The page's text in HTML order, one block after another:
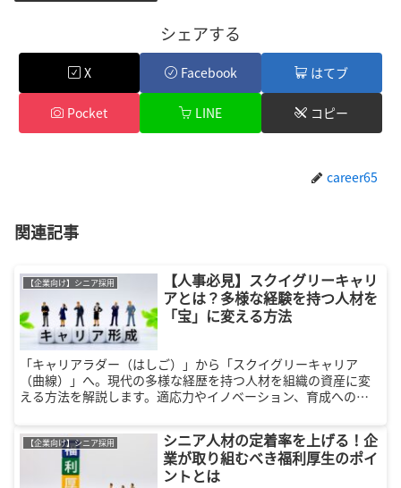
シェアする
X Facebook はてブ
Pocket LINE コピー
career65
関連記事
【企業向け】シニア採用
【人事必見】スクイグリーキャリ
アとは？多様な経験を持つ人材を
「宝」に変える方法
「キャリアラダー（はしご）」から「スクイグリーキャリア
（曲線）」へ。現代の多様な経歴を持つ人材を組織の資産に変
える方法を解説します。適応力やイノベーション、育成への活
略的活用術をご紹介。人手不足を解消し、組織のパフォーマン
スを最大化させるヒントが満載です。
【企業向け】シニア採用
シニア人材の定着率を上げる！企
業が取り組むべき福利厚生のポイ
ントとは